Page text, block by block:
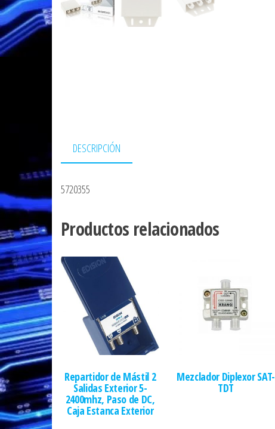
DESCRIPCIÓN
5720355
Productos relacionados
Repartidor de Mástil 2
Salidas Exterior 5-
2400mhz, Paso de DC,
Caja Estanca Exterior
Mezclador Diplexor SAT-
TDT